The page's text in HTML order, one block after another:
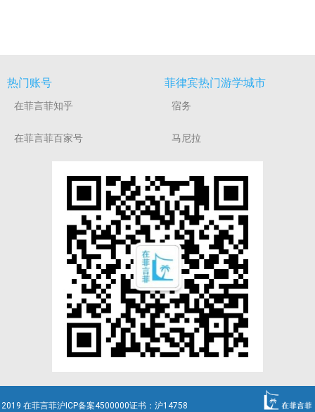
热门账号
在菲言菲知乎
在菲言菲百家号
菲律宾热门游学城市
宿务
马尼拉
2019 在菲言菲沪ICP备案4500000证书：沪14758